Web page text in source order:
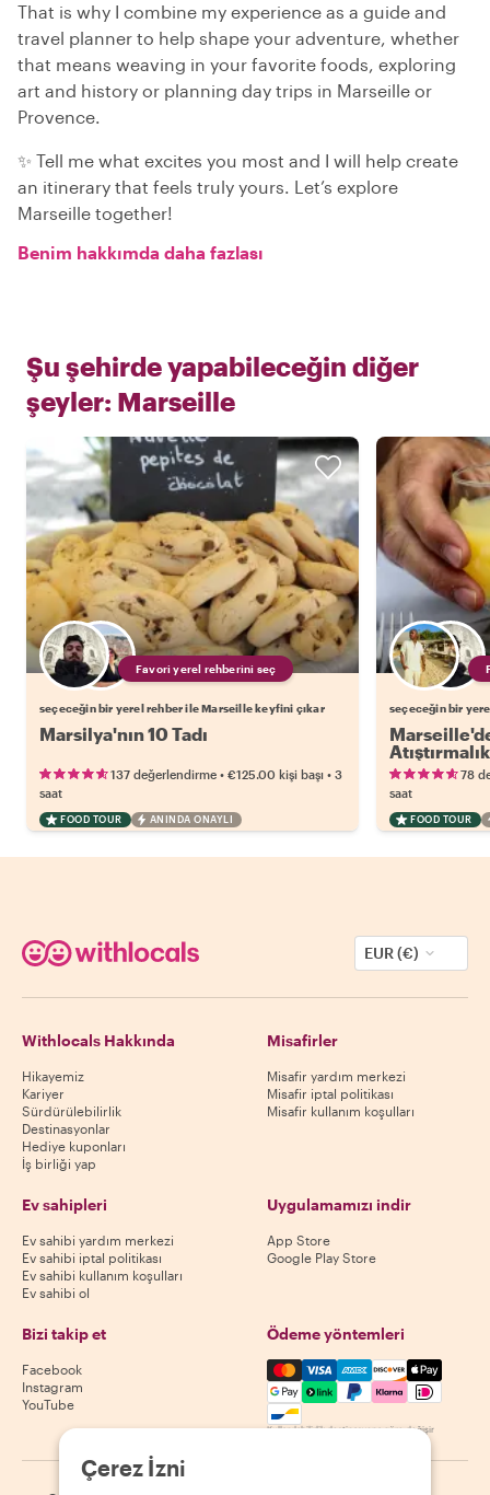
That is why I combine my experience as a guide and
travel planner to help shape your adventure, whether
that means weaving in your favorite foods, exploring
art and history or planning day trips in Marseille or
Provence.
✨ Tell me what excites you most and I will help create
an itinerary that feels truly yours. Let’s explore
Marseille together!
Benim hakkımda daha fazlası
Şu şehirde yapabileceğin diğer
şeyler: Marseille
Favori yerel rehberini seç
seçeceğin bir yerel rehber ile Marseille keyfini çıkar
Marsilya'nın 10 Tadı
137 değerlendirme • €125.00 kişi başı • 3
saat
FOOD TOUR ANINDA ONAYLI
seçeceğin bir
78
saat
FOOD TOUR
EUR (€)
Withlocals Hakkında
Hikayemiz
Kariyer
Sürdürülebilirlik
Destinasyonlar
Hediye kuponları
İş birliği yap
Misafirler
Misafir yardım merkezi
Misafir iptal politikası
Misafir kullanım koşulları
Ev sahipleri
Ev sahibi yardım merkezi
Ev sahibi iptal politikası
Ev sahibi kullanım koşulları
Ev sahibi ol
Uygulamamızı indir
App Store
Google Play Store
Bizi takip et
Facebook
Instagram
YouTube
Ödeme yöntemleri
Mastercard, Visa, Amex,
Kullanılabilirlik destinasyona göre değişir
Çerez İzni